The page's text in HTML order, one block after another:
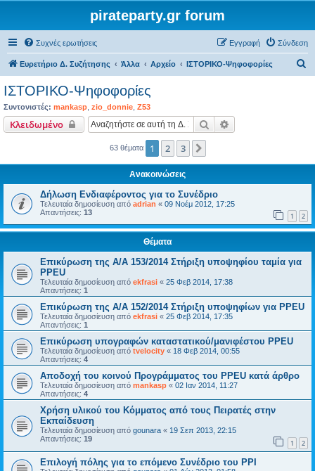
pirateparty.gr forum
Συχνές ερωτήσεις Σύνδεση
Εγγραφή
Ευρετήριο Δ. Συζήτησης Άλλα Αρχείο ΙΣΤΟΡΙΚΟ-Ψηφοφορίες
η
ΙΣΤΟΡΙΚΟ-Ψηφοφορίες
Συντονιστές: mankasp zio_donnie Z53
Κλειδωμένο Αναζήτηση
63 θέματα 1 2 3
Ανακοινώσεις
Δήλωση Ενδιαφέροντος για το Συνέδριο
Τελευταία δημοσίευση από adrian « 09 Νοέμ 2012, 17:25
Απαντήσεις: 13 1 2
Θέματα
Επικύρωση της A/A 153/2014 Στήριξη υποψηφίου ταμία για
PPEU
Τελευταία δημοσίευση από ekfrasi « 25 Φεβ 2014, 17:38
Απαντήσεις: 1
Επικύρωση της A/A 152/2014 Στήριξη υποψηφίων για PPEU
Τελευταία δημοσίευση από ekfrasi « 25 Φεβ 2014, 17:35
Απαντήσεις: 1
Επικύρωση υπογραφών καταστατικού/μανιφέστου PPEU
Τελευταία δημοσίευση από tvelocity « 18 Φεβ 2014, 00:55
Απαντήσεις: 4
Αποδοχή του κοινού Προγράμματος του PPEU κατά άρθρο
Τελευταία δημοσίευση από mankasp « 02 Ιαν 2014, 11:27
Απαντήσεις: 4
Χρήση υλικού του Κόμματος από τους Πειρατές στην
Εκπαίδευση
Τελευταία δημοσίευση από gounara « 19 Σεπ 2013, 22:15
Απαντήσεις: 19 1 2
Επιλογή πόλης για το επόμενο Συνέδριο του PPI